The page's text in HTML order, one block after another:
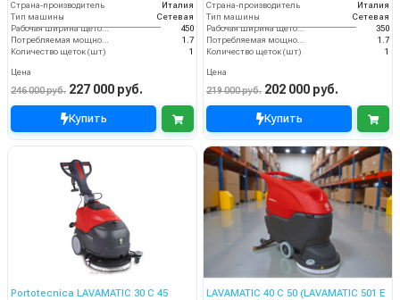
Страна-производитель
Италия
Тип машины
Сетевая
Рабочая ширина щеток (мм)
450
Потребляемая мощность (кВт)
1.7
Количество щеток (шт)
1
Цена
246 000 руб. 227 000 руб.
Купить
Страна-производитель
Италия
Тип машины
Сетевая
Рабочая ширина щеток (мм)
350
Потребляемая мощность (кВт)
1.7
Количество щеток (шт)
1
Цена
219 000 руб. 202 000 руб.
Купить
Portotecnica LAVAMATIC 30 С 45
LAVAMATIC 40 C 50 (LAVAMATIC 501 E